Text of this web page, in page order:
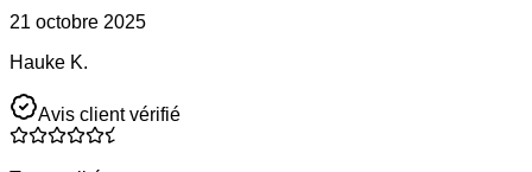
21 octobre 2025
Hauke K.
Avis client vérifié